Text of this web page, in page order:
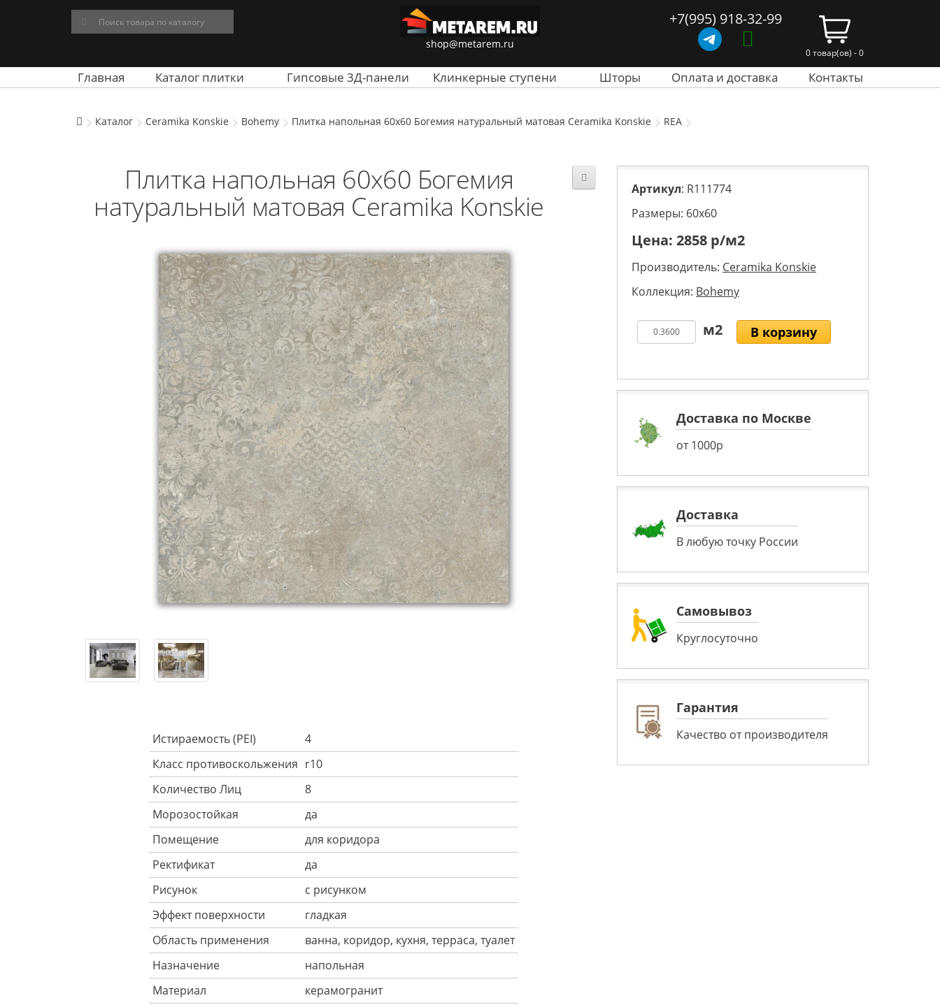
shop@metarem.ru
+7(995) 918-32-99
0 товар(ов) - 0
Главная Каталог плитки Гипсовые 3Д-панели Клинкерные ступени Шторы Оплата и доставка Контакты
Каталог Ceramika Konskie Bohemy Плитка напольная 60x60 Богемия натуральный матовая Ceramika Konskie REA
Плитка напольная 60x60 Богемия
натуральный матовая Ceramika Konskie
Истираемость (PEI)
4
Класс противоскольжения r10
Количество Лиц
8
Морозостойкая
да
Помещение
для коридора
Ректификат
да
Рисунок
с рисунком
Эффект поверхности
гладкая
Область применения
ванна, коридор, кухня, терраса, туалет
Назначение
напольная
Материал
керамогранит
Артикул: R111774
Размеры: 60х60
Цена: 2858 р/м2
Производитель: Ceramika Konskie
Коллекция: Bohemy
В корзину
Доставка по Москве
от 1000р
Доставка
В любую точку России
Самовывоз
Круглосуточно
Гарантия
Качество от производителя